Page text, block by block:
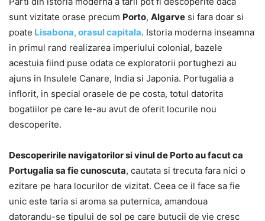
sunt vizitate orase precum Porto, Algarve si fara doar si
poate Lisabona, orasul capitala. Istoria moderna inseamna
in primul rand realizarea imperiului colonial, bazele
acestuia fiind puse odata ce exploratorii portughezi au
ajuns in Insulele Canare, India si Japonia. Portugalia a
inflorit, in special orasele de pe costa, totul datorita
bogatiilor pe care le-au avut de oferit locurile nou
descoperite.
Descoperirile navigatorilor si vinul de Porto au facut ca
Portugalia sa fie cunoscuta, cautata si trecuta fara nici o
ezitare pe hara locurilor de vizitat. Ceea ce il face sa fie
unic este taria si aroma sa puternica, amandoua
datorandu-se tipului de sol pe care butucii de vie cresc